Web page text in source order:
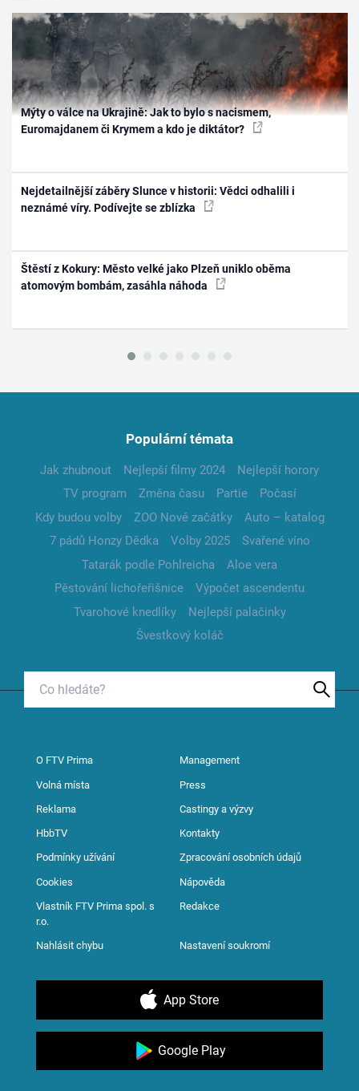
Mýty o válce na Ukrajině: Jak to bylo s nacismem,
Euromajdanem či Krymem a kdo je diktátor?
Nejdetailnější záběry Slunce v historii: Vědci odhalili i
neznámé víry. Podívejte se zblízka
Štěstí z Kokury: Město velké jako Plzeň uniklo oběma
atomovým bombám, zasáhla náhoda
Populární témata
Jak zhubnout Nejlepší filmy 2024
Nejlepší horory
TV program
Změna času Partie
Počasí
Kdy budou volby
ZOO Nové začátky
Auto – katalog
7 pádů Honzy Dědka
Volby 2025
Svařené víno
Tatarák podle Pohlreicha
Aloe vera
Pěstování lichořeřišnice
Výpočet ascendentu
Tvarohové knedlíky
Nejlepší palačinky
Švestkový koláč
O FTV Prima Management
Volná místa Press
Reklama Castingy a výzvy
HbbTV Kontakty
Podmínky užívání Zpracování osobních údajů
Cookies Nápověda
Vlastník FTV Prima spol. s
r.o.
Redakce
Nahlásit chybu Nastavení soukromí
App Store
Google Play